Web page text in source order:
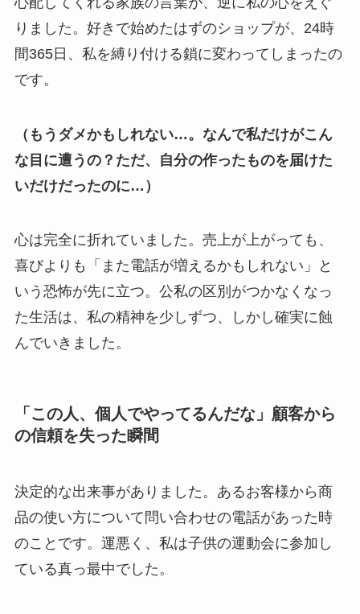
りました。好きで始めたはずのショップが、24時
間365日、私を縛り付ける鎖に変わってしまったの
です。
（もうダメかもしれない…。なんで私だけがこん
な目に遭うの？ただ、自分の作ったものを届けた
いだけだったのに…）
心は完全に折れていました。売上が上がっても、
喜びよりも「また電話が増えるかもしれない」と
いう恐怖が先に立つ。公私の区別がつかなくなっ
た生活は、私の精神を少しずつ、しかし確実に蝕
んでいきました。
「この人、個人でやってるんだな」顧客から
の信頼を失った瞬間
決定的な出来事がありました。あるお客様から商
品の使い方について問い合わせの電話があった時
のことです。運悪く、私は子供の運動会に参加し
ている真っ最中でした。